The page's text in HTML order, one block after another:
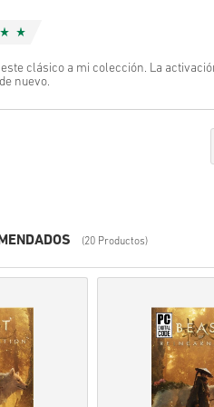
clásico a mi colección. La
nuevo.
(20 Productos)